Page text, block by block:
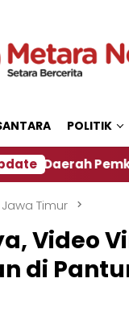
POLITIK
Pemkab
Jawa Timur
Video
di